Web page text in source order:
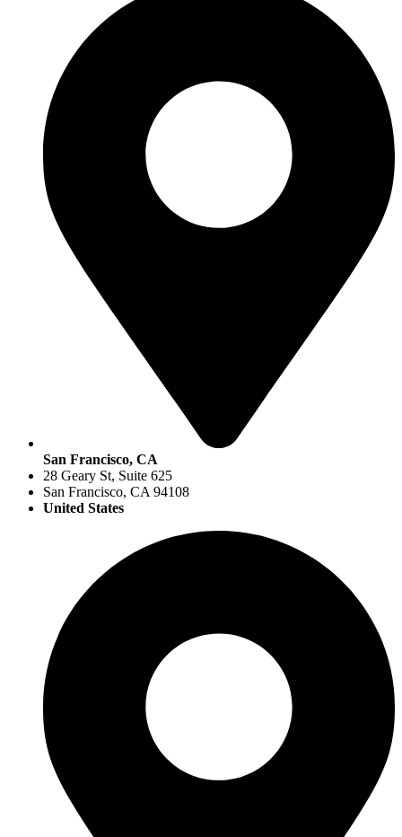
San Francisco, CA
28 Geary St, Suite 625
San Francisco, CA 94108
United States